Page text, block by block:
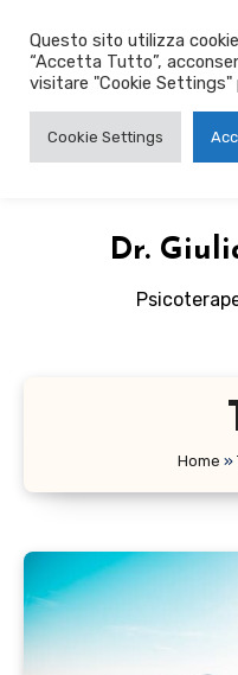
contenuto
Dr.
Home »
Questo sito utilizza
“Accetta Tutto”,
visitare "Cookie Settings"
Cookie Settings